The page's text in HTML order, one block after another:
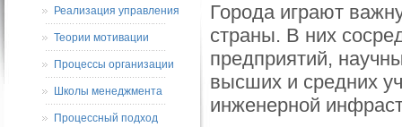
Города играют
страны. В них
предприятий,
высших и средних
инженерной
Реализация управления
Теории мотивации
Процессы организации
Школы менеджмента
Процессный подход